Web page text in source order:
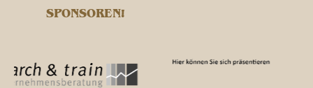
SPONSOREN!